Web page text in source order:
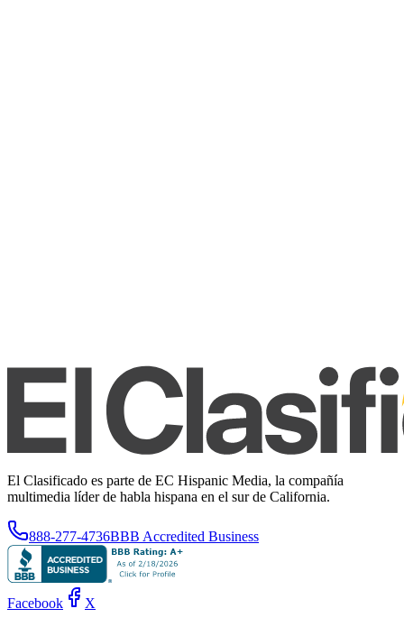
El Clasificado es parte de EC Hispanic Media, la compañía
multimedia líder de habla hispana en el sur de California.
888-277-4736BBB Accredited Business
Facebook X